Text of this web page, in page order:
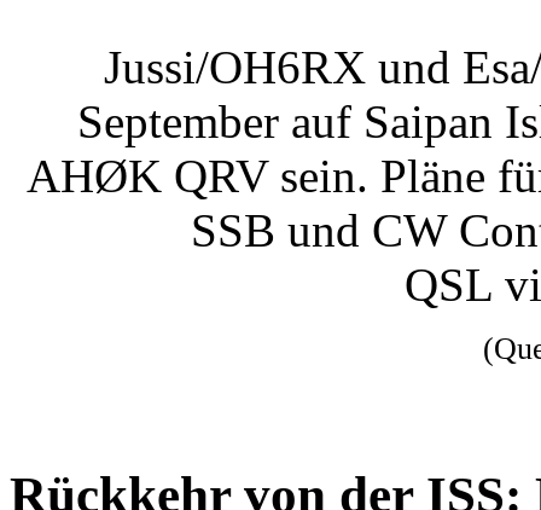
Jussi/OH6RX und
September auf Saipan
AHØK QRV sein. Pläne
SSB und CW
QSL
Rückkehr von der